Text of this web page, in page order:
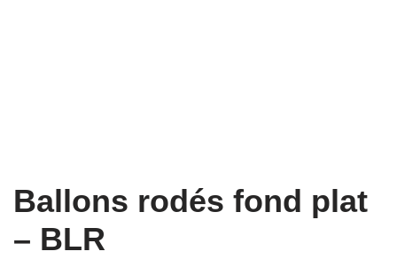
Ballons rodés fond plat
– BLR